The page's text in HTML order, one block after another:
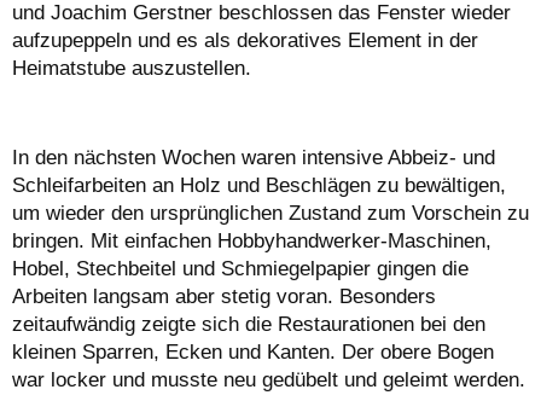
und Joachim Gerstner beschlossen das Fenster wieder
aufzupeppeln und es als dekoratives Element in der
Heimatstube auszustellen.
In den nächsten Wochen waren intensive Abbeiz- und
Schleifarbeiten an Holz und Beschlägen zu bewältigen,
um wieder den ursprünglichen Zustand zum Vorschein zu
bringen. Mit einfachen Hobbyhandwerker-Maschinen,
Hobel, Stechbeitel und Schmiegelpapier gingen die
Arbeiten langsam aber stetig voran. Besonders
zeitaufwändig zeigte sich die Restaurationen bei den
kleinen Sparren, Ecken und Kanten. Der obere Bogen
war locker und musste neu gedübelt und geleimt werden.